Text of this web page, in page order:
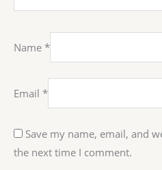
Name *
Email *
Save my name, email, and
the next time I comment.